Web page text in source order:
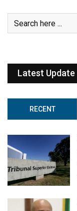
Latest Update
RECENT